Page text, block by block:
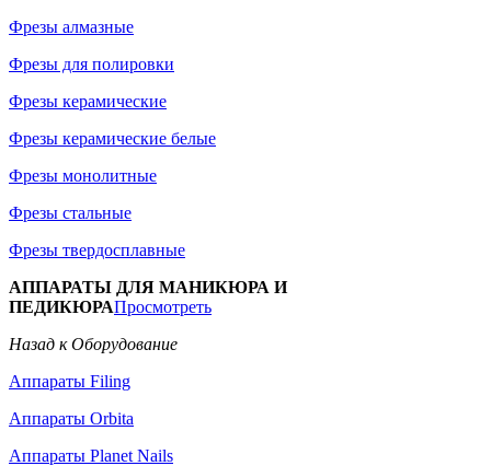
Фрезы алмазные
Фрезы для полировки
Фрезы керамические
Фрезы керамические белые
Фрезы монолитные
Фрезы стальные
Фрезы твердосплавные
АППАРАТЫ ДЛЯ МАНИКЮРА И
ПЕДИКЮРАПросмотреть
Назад к Оборудование
Аппараты Filing
Аппараты Orbita
Аппараты Planet Nails